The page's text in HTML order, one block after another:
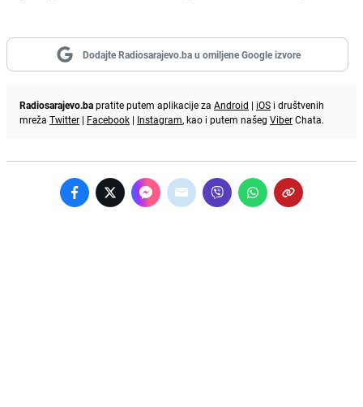
Dodajte Radiosarajevo.ba u omiljene Google izvore
Radiosarajevo.bapratite putem aplikacije za Android | iOS i društvenih
mreža Twitter | Facebook | Instagram, kao i putem našeg ViberChata.